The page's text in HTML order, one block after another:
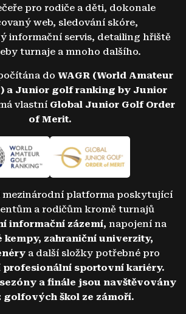
pro rodiče a děti, dokonale
web, sledování skóre,
informační servis, detailing hřiště
turnaje a mnoho dalšího.
do WAGR (World Amateur
a Junior golf ranking by Junior
vlastní Global Junior Golf Order
of Merit.
mezinárodní platforma poskytující
a rodičům kromě turnajů
informační zázemí, napojení na
kempy, zahraniční univerzity,
a další složky potřebné pro
profesionální sportovní kariéry.
a finále jsou navštěvovány
golfových škol ze zámoří.